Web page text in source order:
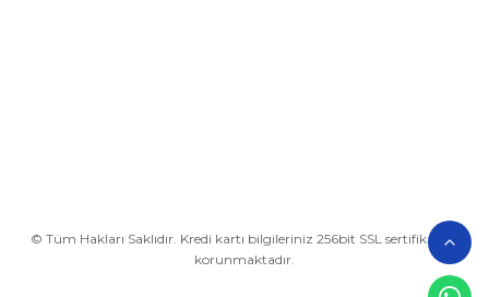
© Tüm Hakları Saklıdır. Kredi kartı bilgileriniz 256bit SSL sertifikası ile
korunmaktadır.